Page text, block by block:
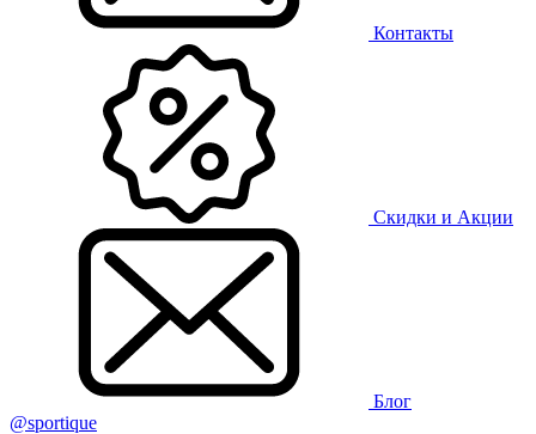
Контакты
Скидки и Акции
Блог
@sportique